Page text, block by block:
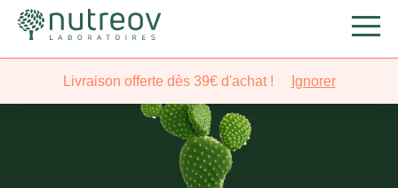
Livraison offerte dès 39€ d'achat ! Ignorer